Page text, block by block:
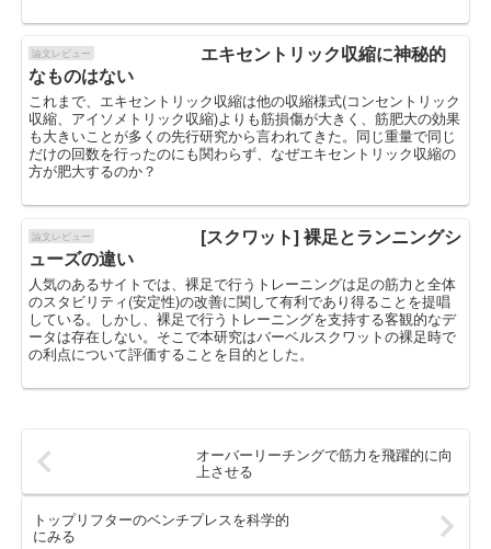
論文レビュー
エキセントリック収縮に神秘的
なものはない
これまで、エキセントリック収縮は他の収縮様式(コンセントリック
収縮、アイソメトリック収縮)よりも筋損傷が大きく、筋肥大の効果
も大きいことが多くの先行研究から言われてきた。同じ重量で同じ
だけの回数を行ったのにも関わらず、なぜエキセントリック収縮の
方が肥大するのか？
論文レビュー
[スクワット] 裸足とランニングシ
ューズの違い
人気のあるサイトでは、裸足で行うトレーニングは足の筋力と全体
のスタビリティ(安定性)の改善に関して有利であり得ることを提唱
している。しかし、裸足で行うトレーニングを支持する客観的なデ
ータは存在しない。そこで本研究はバーベルスクワットの裸足時で
の利点について評価することを目的とした。
オーバーリーチングで筋力を飛躍的に向
上させる
トップリフターのベンチプレスを科学的
にみる